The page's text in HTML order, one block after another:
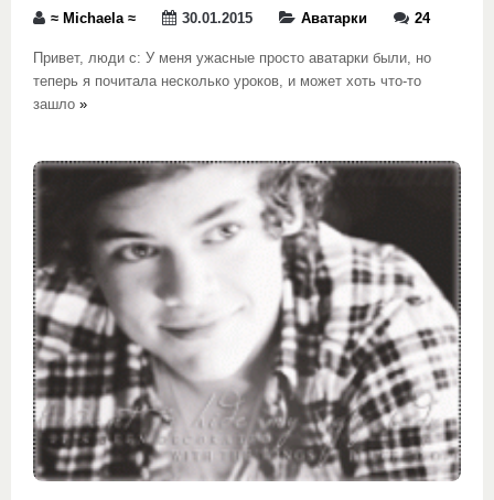
≈ Michaela ≈ 30.01.2015 Аватарки 24
Привет, люди с: У меня ужасные просто аватарки были, но
теперь я почитала несколько уроков, и может хоть что-то
зашло »